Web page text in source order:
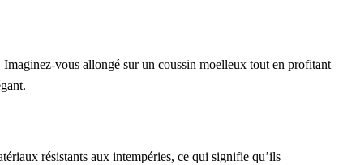
Imaginez-vous allongé sur un coussin moelleux tout en profitant
résistants aux intempéries, ce qui signifie qu’ils